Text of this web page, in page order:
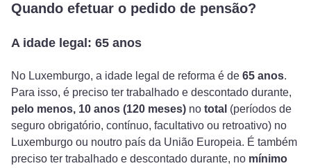
Quando efetuar o pedido de pensão?
A idade legal: 65 anos
No Luxemburgo, a idade legal de reforma é de 65 anos.
Para isso, é preciso ter trabalhado e descontado durante,
pelo menos, 10 anos (120 meses) no total (períodos de
seguro obrigatório, contínuo, facultativo ou retroativo) no
Luxemburgo ou noutro país da União Europeia. É também
preciso ter trabalhado e descontado durante, no mínimo